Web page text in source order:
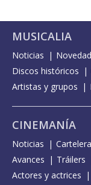
MUSICALIA
Noticias
Discos históricos
Artistas y grupos
CINEMANÍA
Noticias Cartelera
Avances
Tráilers
Actores y actrices